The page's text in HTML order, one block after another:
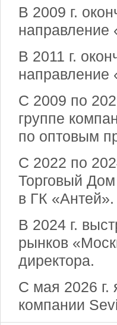
В 2009 г.
направление
В 2011 г.
направление
С 2009 по
группе
по оптовым
С 2022 по
Торговый
в ГК «Антей».
В 2024 г.
рынков
директора.
С мая 2026 г.
компании